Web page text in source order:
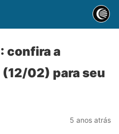
confira a
02) para seu
5 anos atrás